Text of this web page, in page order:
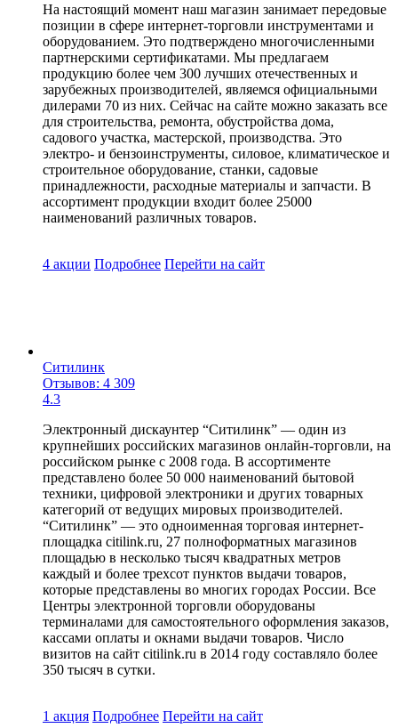
На настоящий момент наш магазин занимает передовые
позиции в сфере интернет-торговли инструментами и
оборудованием. Это подтверждено многочисленными
партнерскими сертификатами. Мы предлагаем
продукцию более чем 300 лучших отечественных и
зарубежных производителей, являемся официальными
дилерами 70 из них. Сейчас на сайте можно заказать все
для строительства, ремонта, обустройства дома,
садового участка, мастерской, производства. Это
электро- и бензоинструменты, силовое, климатическое и
строительное оборудование, станки, садовые
принадлежности, расходные материалы и запчасти. В
ассортимент продукции входит более 25000
наименований различных товаров.
4 акции Подробнее Перейти на сайт
Ситилинк
Отзывов: 4 309
4.3
Электронный дискаунтер “Ситилинк” — один из
крупнейших российских магазинов онлайн-торговли, на
российском рынке с 2008 года. В ассортименте
представлено более 50 000 наименований бытовой
техники, цифровой электроники и других товарных
категорий от ведущих мировых производителей.
“Ситилинк” — это одноименная торговая интернет-
площадка citilink.ru, 27 полноформатных магазинов
площадью в несколько тысяч квадратных метров
каждый и более трехсот пунктов выдачи товаров,
которые представлены во многих городах России. Все
Центры электронной торговли оборудованы
терминалами для самостоятельного оформления заказов,
кассами оплаты и окнами выдачи товаров. Число
визитов на сайт citilink.ru в 2014 году составляло более
350 тысяч в сутки.
1 акция Подробнее Перейти на сайт